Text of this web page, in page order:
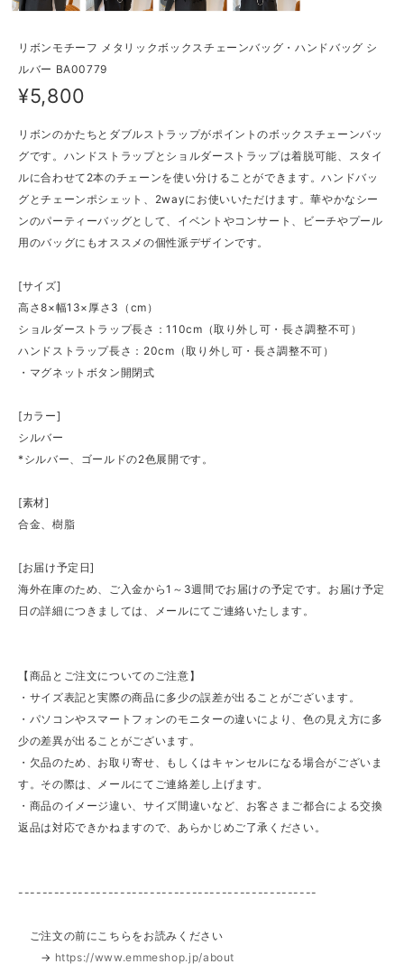
リボンモチーフ メタリックボックスチェーンバッグ・ハンドバッグ シ
ルバー BA00779
¥5,800
リボンのかたちとダブルストラップがポイントのボックスチェーンバッ
グです。ハンドストラップとショルダーストラップは着脱可能、スタイ
ルに合わせて2本のチェーンを使い分けることができます。ハンドバッ
グとチェーンポシェット、2wayにお使いいただけます。華やかなシー
ンのパーティーバッグとして、イベントやコンサート、ビーチやプール
用のバッグにもオススメの個性派デザインです。
[サイズ]
高さ8×幅13×厚さ3（cm）
ショルダーストラップ長さ：110cm（取り外し可・長さ調整不可）
ハンドストラップ長さ：20cm（取り外し可・長さ調整不可）
・マグネットボタン開閉式
[カラー]
シルバー
*シルバー、ゴールドの2色展開です。
[素材]
合金、樹脂
[お届け予定日]
海外在庫のため、ご入金から1～3週間でお届けの予定です。お届け予定
日の詳細につきましては、メールにてご連絡いたします。
【商品とご注文についてのご注意】
・サイズ表記と実際の商品に多少の誤差が出ることがございます。
・パソコンやスマートフォンのモニターの違いにより、色の見え方に多
少の差異が出ることがございます。
・欠品のため、お取り寄せ、もしくはキャンセルになる場合がございま
す。その際は、メールにてご連絡差し上げます。
・商品のイメージ違い、サイズ間違いなど、お客さまご都合による交換
返品は対応できかねますので、あらかじめご了承ください。
--------------------------------------------------
ご注文の前にこちらをお読みください
→ https://www.emmeshop.jp/about